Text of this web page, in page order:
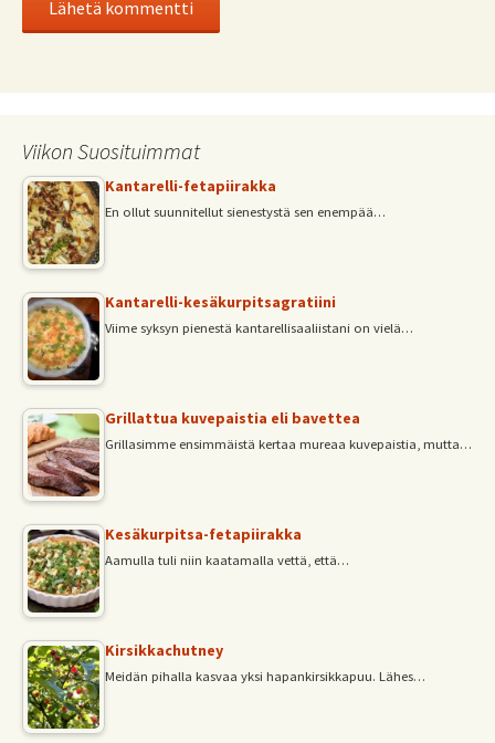
Viikon Suosituimmat
Kantarelli-fetapiirakka
En ollut suunnitellut sienestystä sen enempää…
Kantarelli-kesäkurpitsagratiini
Viime syksyn pienestä kantarellisaaliistani on vielä…
Grillattua kuvepaistia eli bavettea
Grillasimme ensimmäistä kertaa mureaa kuvepaistia, mutta…
Kesäkurpitsa-fetapiirakka
Aamulla tuli niin kaatamalla vettä, että…
Kirsikkachutney
Meidän pihalla kasvaa yksi hapankirsikkapuu. Lähes…